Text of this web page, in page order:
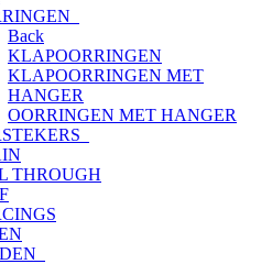
Back
KLAPOORRINGEN
KLAPOORRINGEN MET
HANGER
OORRINGEN MET HANGER
THROUGH